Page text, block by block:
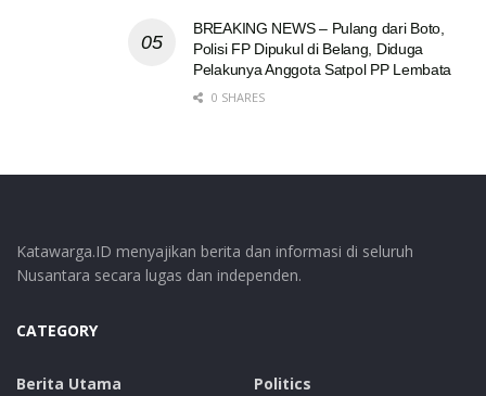
BREAKING NEWS – Pulang dari Boto,
Polisi FP Dipukul di Belang, Diduga
Pelakunya Anggota Satpol PP Lembata
0 SHARES
Katawarga.ID menyajikan berita dan informasi di seluruh
Nusantara secara lugas dan independen.
CATEGORY
Berita Utama
Politics